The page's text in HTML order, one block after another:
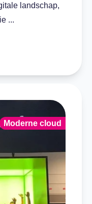
landschap,
...
Moderne cloud